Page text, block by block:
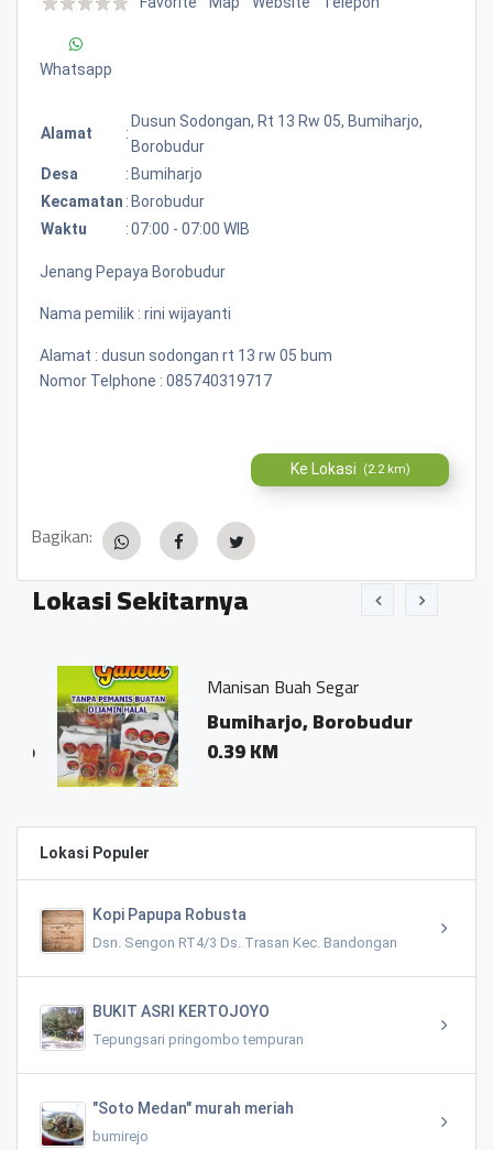
Whatsapp
Alamat :
Dusun Sodongan, Rt 13 Rw 05, Bumiharjo,
Borobudur
Desa
: Bumiharjo
Kecamatan : Borobudur
Waktu
:07:00 - 07:00 WIB
Jenang Pepaya Borobudur
Nama pemilik : rini wijayanti
Alamat : dusun sodongan rt 13 rw 05 bum
Nomor Telphone : 085740319717
Ke Lokasi (2.2 km)
Bagikan:
Lokasi Sekitarnya
Manisan Buah Segar
Bumiharjo, Borobudur
0.39 KM
Lokasi Populer
Kopi Papupa Robusta
Dsn. Sengon RT4/3 Ds. Trasan Kec. Bandongan
BUKIT ASRI KERTOJOYO
Tepungsari pringombo tempuran
"Soto Medan" murah meriah
bumirejo